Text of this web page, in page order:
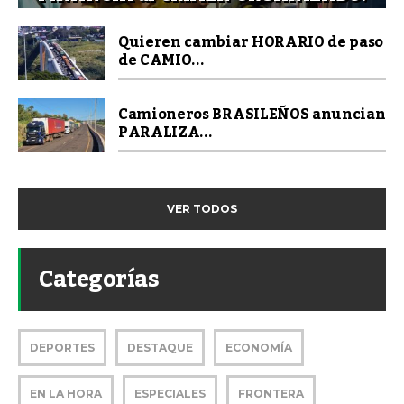
Quieren cambiar HORARIO de paso
de CAMIO...
Camioneros BRASILEÑOS anuncian
PARALIZA...
VER TODOS
Categorías
DEPORTES DESTAQUE ECONOMÍA
EN LA HORA ESPECIALES FRONTERA